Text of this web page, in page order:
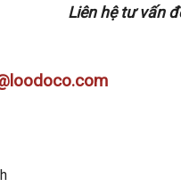
Liên hệ tư vấn